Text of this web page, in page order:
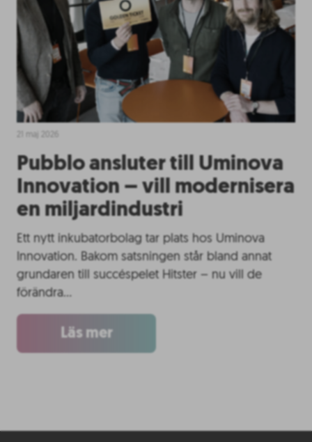
Pubblo ansluter till Uminova
Innovation – vill modernisera
en miljardindustri
Ett nytt inkubatorbolag tar plats hos Uminova
Innovation. Bakom satsningen står bland annat
grundaren till succéspelet Hitster – nu vill de
förändra…
Läs mer